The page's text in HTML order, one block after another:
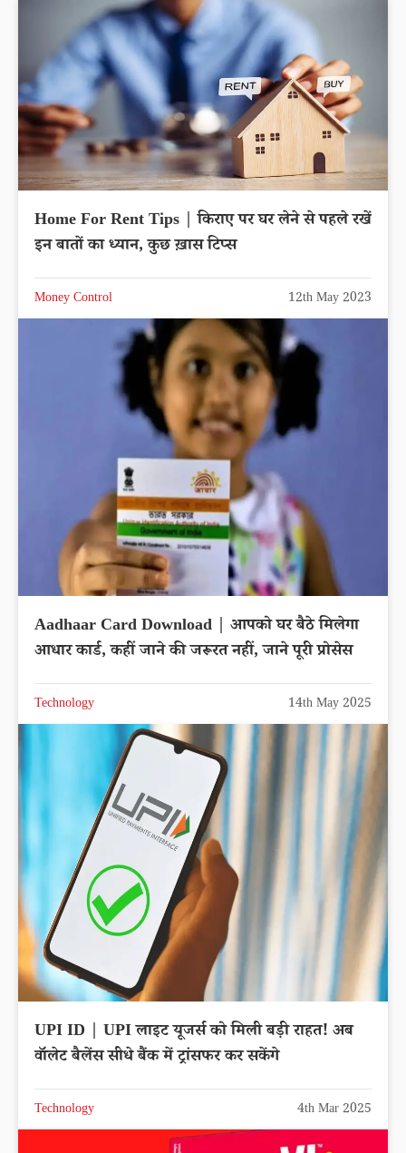
Home For Rent Tips | किराए पर घर लेने से पहले रखें
इन बातों का ध्यान, कुछ ख़ास टिप्स
Money Control 12th May 2023
Aadhaar Card Download | आपको घर बैठे मिलेगा
आधार कार्ड, कहीं जाने की जरूरत नहीं, जाने पूरी प्रोसेस
Technology 14th May 2025
UPI ID | UPI लाइट यूजर्स को मिली बड़ी राहत! अब
वॉलेट बैलेंस सीधे बैंक में ट्रांसफर कर सकेंगे
Technology 4th Mar 2025